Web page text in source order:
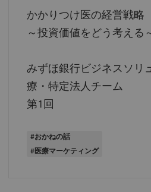
かかりつけ医の経営戦略
～投資価値をどう考える
みずほ銀行ビジネスソリ
療・特定法人チーム
第1回
#おかねの話
#医療マーケティング